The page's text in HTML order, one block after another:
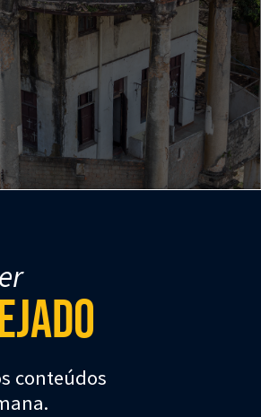
que são relevantes por
pela utilização de técnicas
mesmo que não tenham valor
conteúdos